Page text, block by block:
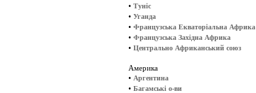
• Туніс
• Уганда
• Французська Екваторіальна Африка
• Французська Західна Африка
• Центрально Африканський союз
Америка
• Аргентина
• Багамські о-ви